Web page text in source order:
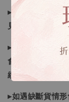
▸所有商品皆以
見諒
▸因日本商品貨
會視情況等待下
續喔
▸如遇缺斷貨情